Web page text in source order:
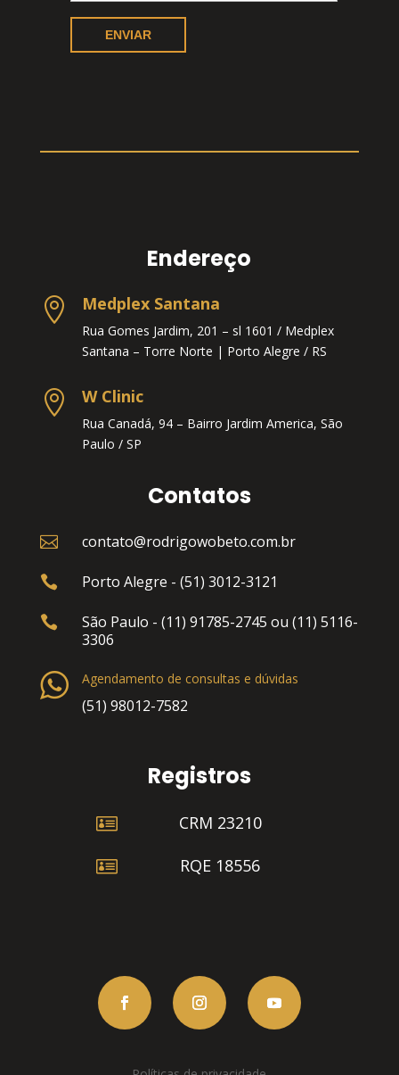
Endereço
 Medplex Santana
Rua Gomes Jardim, 201 – sl 1601 / Medplex
Santana – Torre Norte | Porto Alegre / RS
 W Clinic
Rua Canadá, 94 – Bairro Jardim America, São
Paulo / SP
Contatos
 contato@rodrigowobeto.com.br
 Porto Alegre - (51) 3012-3121

São Paulo - (11) 91785-2745 ou (11) 5116-
3306
Agendamento de consultas e dúvidas
(51) 98012-7582
Registros
 CRM 23210
 RQE 18556